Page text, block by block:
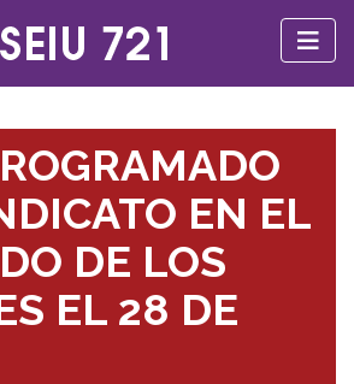
EN EL
DE LOS
EL 28 DE